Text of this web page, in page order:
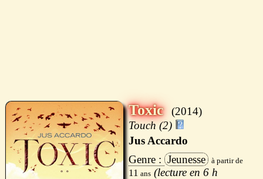
Toxic
2014
Touch (2)
Jus Accardo
Jeunesse
11 6 h